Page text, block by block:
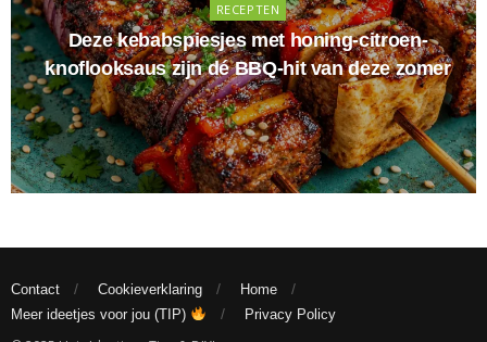
RECEPTEN
Deze kebabspiesjes met honing-citroen-
knoflooksaus zijn dé BBQ-hit van deze zomer
Contact Cookieverklaring
Home
Meer ideetjes voor jou (TIP)
Privacy Policy